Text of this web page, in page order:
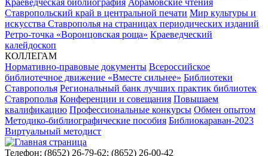
Краеведческая библиография Абрамовские чтения
Ставропольский край в центральной печати Мир культуры и
искусства Ставрополья на страницах периодических изданий
Ретро-точка «Воронцовская роща» Краеведческий
калейдоскоп
КОЛЛЕГАМ
Нормативно-правовые документы Всероссийское
библиотечное движение «Вместе сильнее» Библиотеки
Ставрополья Региональный банк лучших практик библиотек
Ставрополья Конференции и совещания Повышаем
квалификацию Профессиональные конкурсы Обмен опытом
Методико-библиографические пособия Библиокараван-2023
Виртуальный методист
Телефон: (8652) 26-79-62; (8652) 26-00-42